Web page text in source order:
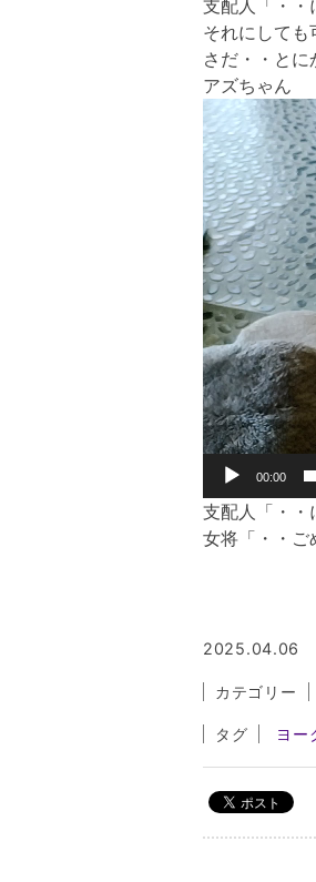
支配人「・・
それにして
さだ・・と
アズちゃん
動
画
プ
レ
ー
ヤ
ー
00:00
支配人「・・
女将「・・ご
2025.04.06
カテゴリー
タグ ヨー